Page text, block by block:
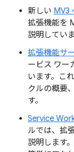
新しい MV3
拡張機能を
説明していま
拡張機能サ
ービス ワー
います。こ
クルの概要
す。
Service
ルでは、拡
説明します